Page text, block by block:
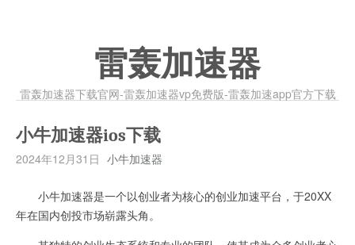
雷轰加速器
雷轰加速器下载官网-雷轰加速器vp免费版-雷轰加速app官方下载
小牛加速器ios下载
2024年12月31日 小牛加速器
小牛加速器是一个以创业者为核心的创业加速平台，于20XX
年在国内创投市场崭露头角。